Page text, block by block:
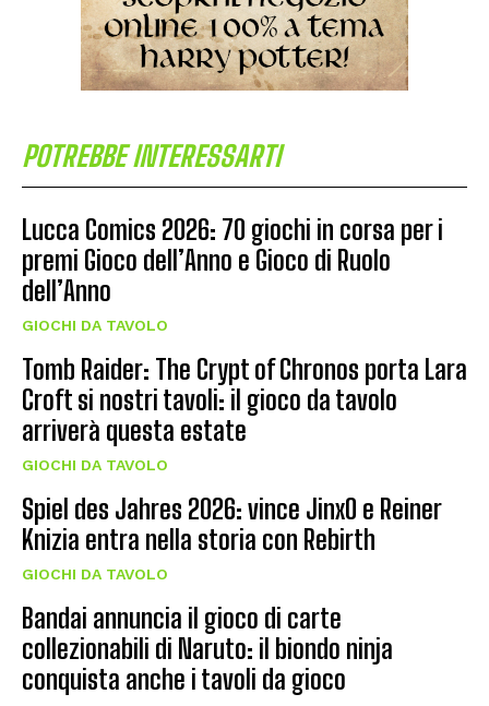
POTREBBE INTERESSARTI
Lucca Comics 2026: 70 giochi in corsa per i
premi Gioco dell’Anno e Gioco di Ruolo
dell’Anno
GIOCHI DA TAVOLO
Tomb Raider: The Crypt of Chronos porta Lara
Croft si nostri tavoli: il gioco da tavolo
arriverà questa estate
GIOCHI DA TAVOLO
Spiel des Jahres 2026: vince JinxO e Reiner
Knizia entra nella storia con Rebirth
GIOCHI DA TAVOLO
Bandai annuncia il gioco di carte
collezionabili di Naruto: il biondo ninja
conquista anche i tavoli da gioco